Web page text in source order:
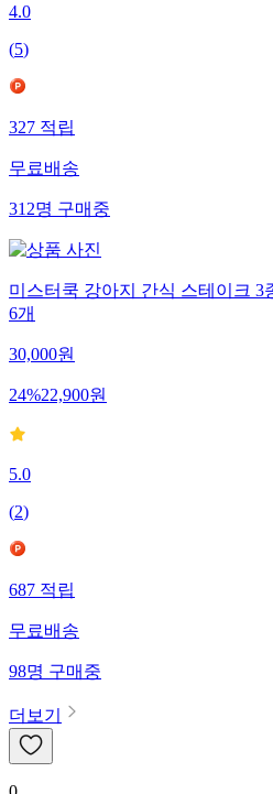
4.0
(5)
327적립
무료배송
312명구매중
미스터쿡 강아지 간식 스테이크 3
6개
30,000원
24%22,900원
5.0
(2)
687적립
무료배송
98명구매중
더보기